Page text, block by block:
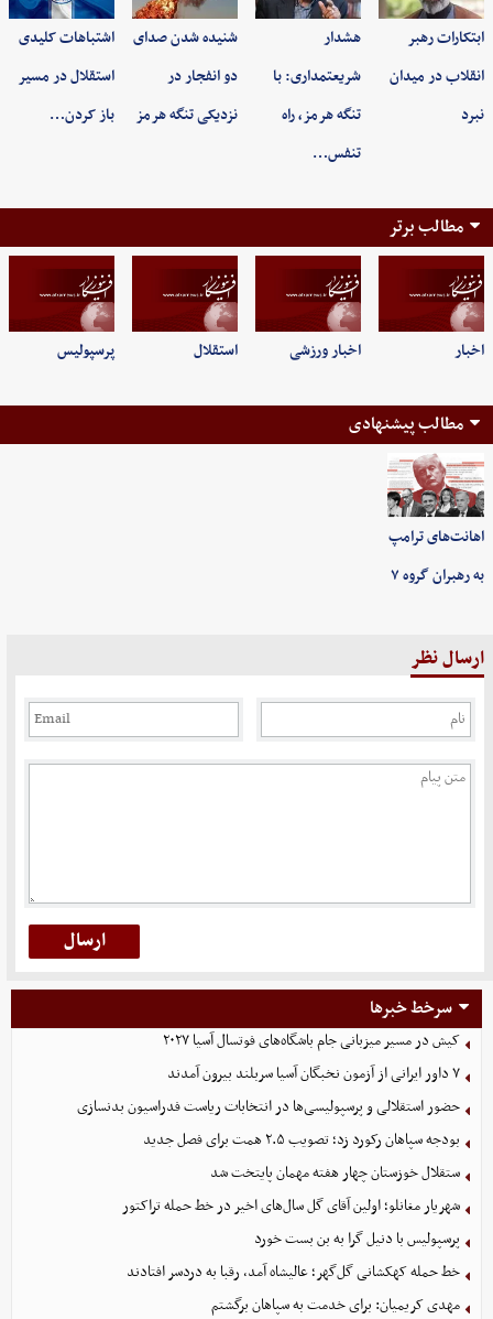
ابتکارات رهبر
انقلاب در میدان
نبرد
هشدار
شریعتمداری: با
تنگه هرمز، راه
تنفس…
شنیده شدن صدای
دو انفجار در
نزدیکی تنگه هرمز
اشتباهات کلیدی
استقلال در مسیر
باز کردن…
مطالب برتر
اخبار اخبار ورزشی استقلال پرسپولیس
مطالب پیشنهادی
اهانت‌های ترامپ
به رهبران گروه ۷
ارسال نظر
سرخط خبرها
کیش در مسیر میزبانی جام باشگاه‌های فوتسال آسیا ۲۰۲۷
۷ داور ایرانی از آزمون نخبگان آسیا سربلند بیرون آمدند
حضور استقلالی و پرسپولیسی‌ها در انتخابات ریاست فدراسیون بدنسازی
بودجه سپاهان رکورد زد؛ تصویب ۲.۵ همت برای فصل جدید
ستقلال خوزستان چهار هفته مهمان پایتخت شد
شهریار مغانلو؛ اولین آقای گل سال‌های اخیر در خط حمله تراکتور
پرسپولیس با دنیل گرا به بن بست خورد
خط حمله کهکشانی گل‌گهر؛ عالیشاه آمد، رقبا به دردسر افتادند
مهدی کریمیان: برای خدمت به سپاهان برگشتم